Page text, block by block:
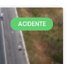
ACIDENTE